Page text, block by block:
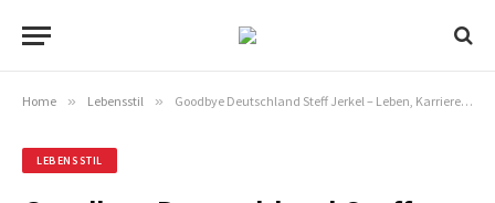
Home » Lebensstil » Goodbye Deutschland Steff Jerkel – Leben, Karriere und spannende Fakten über den Mallorca-Auswanderer
LEBENSSTIL